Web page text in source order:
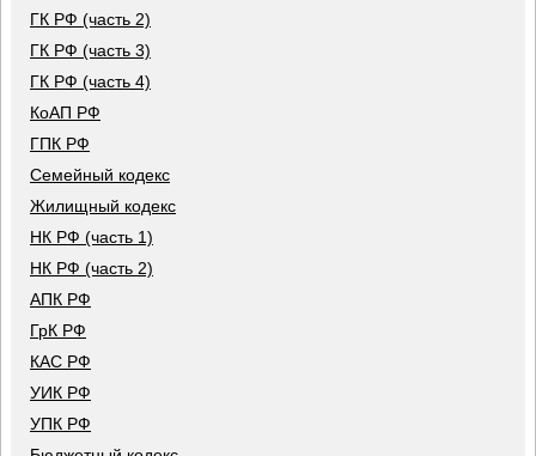
ГК РФ (часть 2)
ГК РФ (часть 3)
ГК РФ (часть 4)
КоАП РФ
ГПК РФ
Семейный кодекс
Жилищный кодекс
НК РФ (часть 1)
НК РФ (часть 2)
АПК РФ
ГрК РФ
КАС РФ
УИК РФ
УПК РФ